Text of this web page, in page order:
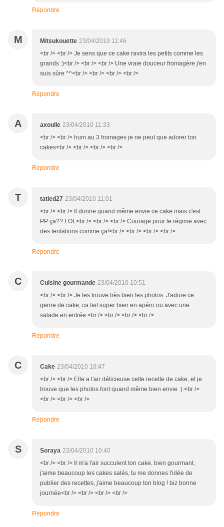
Répondre
M Mitsukouette 23/04/2010 11:46
<br /> <br /> Je sens que ce cake ravira les petits comme les
grands :)<br /> <br /> <br /> Une vraie douceur fromagère j'en
suis sûre ^^<br /> <br /> <br /> <br />
Répondre
A axoulle 23/04/2010 11:33
<br /> <br /> hum au 3 fromages je ne peut que adorer ton
cakes<br /> <br /> <br /> <br />
Répondre
T tatied27 23/04/2010 11:01
<br /> <br /> Il donne quand même envie ce cake mais c'est
PP ça?? LOL<br /> <br /> <br /> Courage pour le régime avec
des tentations comme ça!<br /> <br /> <br /> <br />
Répondre
C Cuisine gourmande 23/04/2010 10:51
<br /> <br /> Je les trouve très bien tes photos. J'adore ce
genre de cake, ca fait super bien en apéro ou avec une
salade en entrée.<br /> <br /> <br /> <br />
Répondre
C Cake 23/04/2010 10:47
<br /> <br /> Elle a l'air délicieuse cette recette de cake, et je
trouve que les photos font quand même bien envie :).<br />
<br /> <br /> <br />
Répondre
S Soraya 23/04/2010 10:40
<br /> <br /> Il m'a l'air succulent ton cake, bien gourmant,
j'aime beaucoup les cakes salés, tu me donnes l'idée de
publier des recettes, j'aime beaucoup ton blog ! biz bonne
journée<br /> <br /> <br /> <br />
Répondre